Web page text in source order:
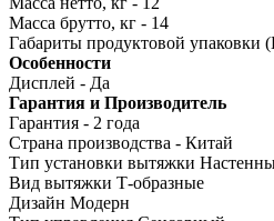
Масса брутто, кг - 14
Габариты продуктовой
Особенности
Дисплей - Да
Гарантия и Производитель
Гарантия - 2 года
Страна производства - Китай
Тип установки вытяжки
Вид вытяжки Т-образные
Дизайн Модерн